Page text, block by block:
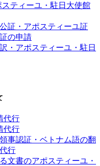
スティーユ・駐日大使館
証・アポスティーユ証
の申請
・アポスティーユ・駐日
代行
代行
事認証・ベトナム語の翻
行
文書のアポスティーユ・